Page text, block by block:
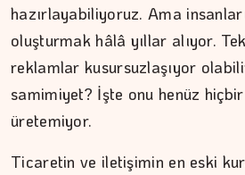
hazırlayabiliyoruz. Ama
oluşturmak hâlâ yıllar alıyor.
reklamlar kusursuzlaşıyor
samimiyet? İşte onu henüz
üretemiyor.
Ticaretin ve iletişimin en eski